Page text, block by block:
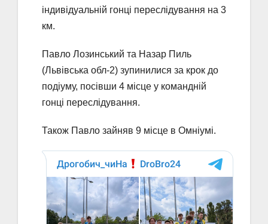
індивідуальній гонці переслідування на 3
км.
Павло Лозинський та Назар Пиль
(Львівська обл-2) зупинилися за крок до
подіуму, посівши 4 місце у командній
гонці переслідування.
Також Павло зайняв 9 місце в Омніумі.